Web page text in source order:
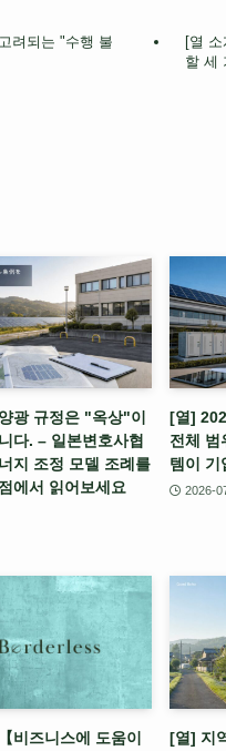
려되는 "수행 불
[열
할 세
광 규정은 "옥상"이
다. – 일본변호사협
지 조정 모델 조례를
에서 읽어보세요
[열]
전체 범
템이 기
2026-
비즈니스에 도움이
[열] 지